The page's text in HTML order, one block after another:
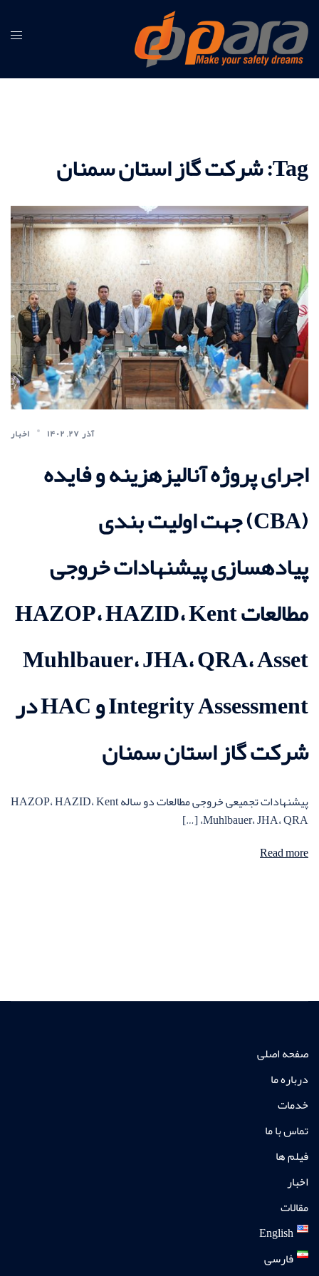
content
Tag: شرکت گاز استان سمنان
آذر ۲۷, ۱۴۰۲ اخبار
اجرای پروژه آنالیزهزینه و فایده
(CBA) جهت اولیت بندی
پیاده‏سازی پیشنهادات خروجی
مطالعات HAZOP، HAZID، Kent
Muhlbauer، JHA، QRA، Asset
Integrity Assessment و HAC در
شرکت گاز استان سمنان
پیشنهادات تجمیعی خروجی مطالعات دو ساله HAZOP، HAZID، Kent
Muhlbauer، JHA، QRA، […]
Read more
صفحه اصلی
درباره ما
خدمات
تماس با ما
فیلم ها
اخبار
مقالات
English
فارسی